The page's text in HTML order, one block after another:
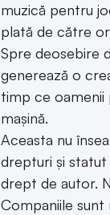
muzică pentru
plată de către
Spre deosebire
generează o
timp ce
mașină.
Aceasta nu
drepturi și statut
drept de autor.
Companiile